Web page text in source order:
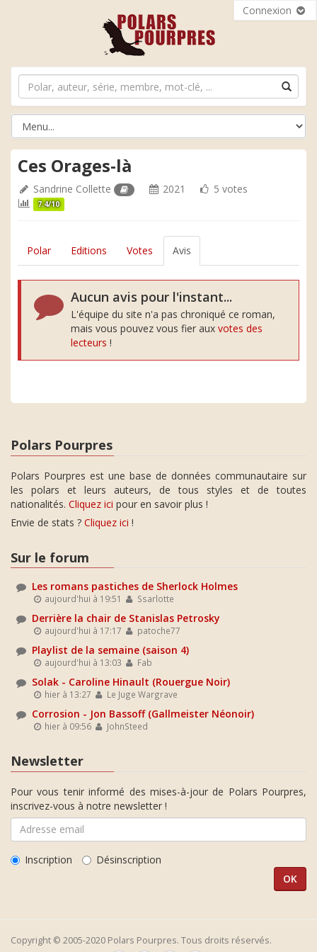
Connexion
Ces Orages-là
Sandrine Collette 2021 5 votes
7.4/10
Polar Editions Votes Avis
Aucun avis pour l'instant...
L'équipe du site n'a pas chroniqué ce roman,
mais vous pouvez vous fier aux votes des
lecteurs !
Polars Pourpres
Polars Pourpres est une base de données communautaire sur
les polars et leurs auteurs, de tous styles et de toutes
nationalités. Cliquez ici pour en savoir plus !
Envie de stats ? Cliquez ici !
Sur le forum
Les romans pastiches de Sherlock Holmes
aujourd'hui à 19:51 Ssarlotte
Derrière la chair de Stanislas Petrosky
aujourd'hui à 17:17 patoche77
Playlist de la semaine (saison 4)
aujourd'hui à 13:03 Fab
Solak - Caroline Hinault (Rouergue Noir)
hier à 13:27 Le Juge Wargrave
Corrosion - Jon Bassoff (Gallmeister Néonoir)
hier à 09:56 JohnSteed
Newsletter
Pour vous tenir informé des mises-à-jour de Polars Pourpres,
inscrivez-vous à notre newsletter !
Inscription Désinscription
Copyright © 2005-2020 Polars Pourpres. Tous droits réservés.